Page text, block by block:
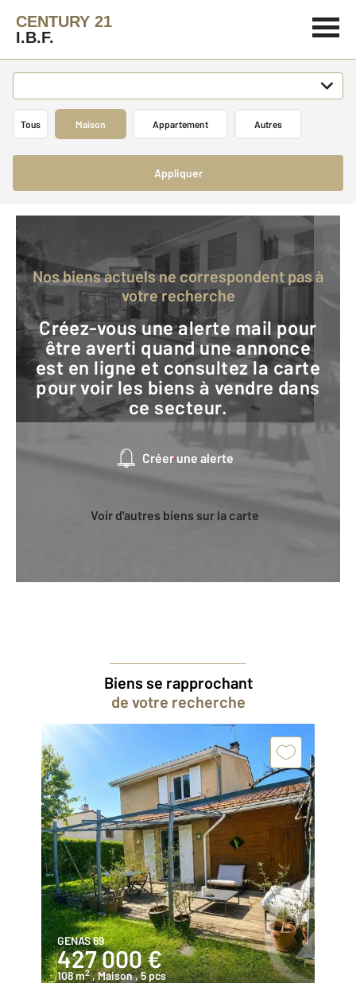
CENTURY 21
I.B.F.
Tous Maison Appartement Autres
Appliquer
Nos biens actuels ne correspondent pas à
votre recherche
Créez-vous une alerte mail pour
être averti quand une annonce
est en ligne et consultez la carte
pour voir les biens à vendre dans
ce secteur.
Créer une alerte
Voir d'autres biens sur la carte
Biens se rapprochant
de votre recherche
GENAS 69
427 000 €
108 m2 , Maison, 5 pcs